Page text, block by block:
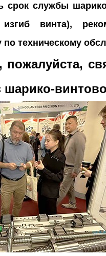
срок службы
винта),
техническому
пожалуйста,